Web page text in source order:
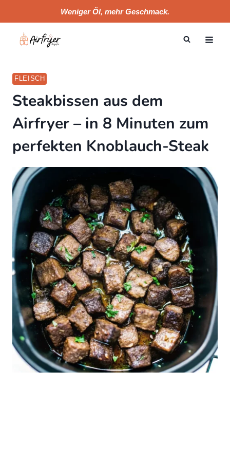
to
content
Weniger Öl, mehr Geschmack.
FLEISCH
Steakbissen aus dem
Airfryer – in 8 Minuten zum
perfekten Knoblauch-Steak